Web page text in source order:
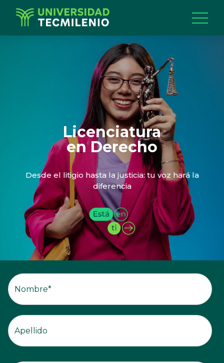
Licenciatura
en Derecho
Desde el litigio hasta la justicia: tu voz hará la
diferencia